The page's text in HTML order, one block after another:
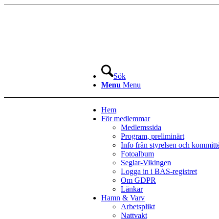
Sök
Menu Menu
Hem
För medlemmar
Medlemssida
Program, preliminärt
Info från styrelsen och
Fotoalbum
Seglar-Vikingen
Logga in i BAS-registret
Om GDPR
Länkar
Hamn & Varv
Arbetsplikt
Nattvakt